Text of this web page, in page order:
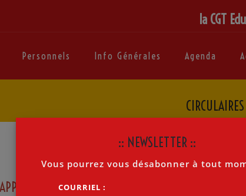
la CGT
Personnels Info Générales Agenda
À CANDIDATURE DIRECTEUR VIE SCOLAIRE
:: NEWSLETTER ::
Vous pourrez vous désabonner à tout
COURRIEL :